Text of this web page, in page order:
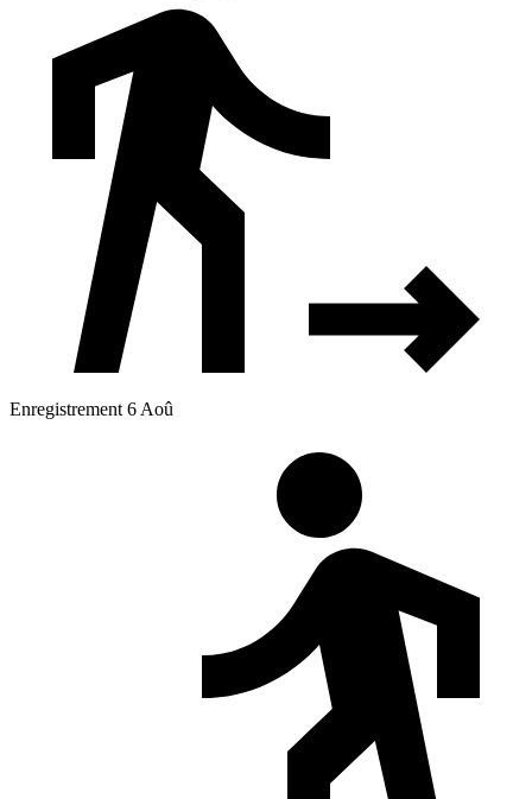
Enregistrement 6 Aoû